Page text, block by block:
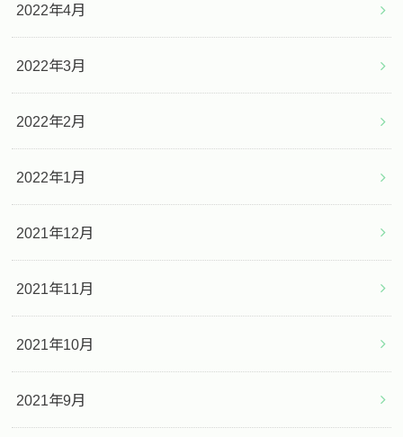
2022年4月
2022年3月
2022年2月
2022年1月
2021年12月
2021年11月
2021年10月
2021年9月